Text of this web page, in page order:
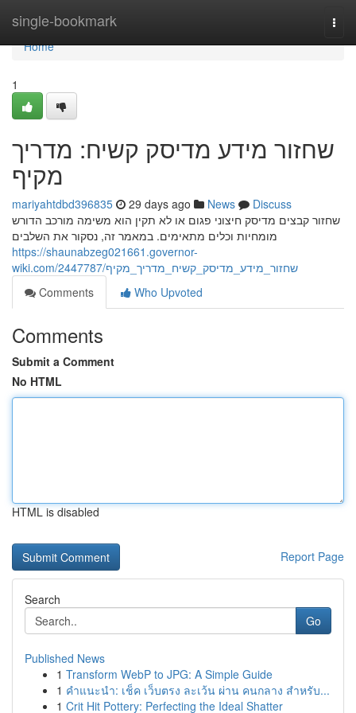
single-bookmark
Home
Home
1
שחזור מידע מדיסק קשיח: מדריך
מקיף
mariyahtdbd396835 29 days ago News
Discuss
שחזור קבצים מדיסק חיצוני פגום או לא תקין הוא משימה מורכב הדורש
מומחיות וכלים מתאימים. במאמר זה, נסקור את השלבים
https://shaunabzeg021661.governor-
wiki.com/2447787/שחזור_מידע_מדיסק_קשיח_מדריך_מקיף
Comments
Who Upvoted
Comments
Submit a Comment
No HTML
HTML is disabled
Report Page
Search
Go
Published News
1 Transform WebP to JPG: A Simple Guide
1 คำแนะนำ: เช็ค เว็บตรง ละเว้น ผ่าน คนกลาง สำหรับ...
1 Crit Hit Pottery: Perfecting the Ideal Shatter